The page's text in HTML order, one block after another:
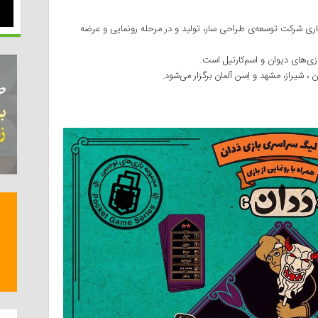
شرکت توسعه‌ی طراحی سار، تولید و در مرحله رونمایی و عرضه
دیوان و اسم‌کارتیل است.
شیراز، مشهد و اِسن آلمان برگزار می‌شود.